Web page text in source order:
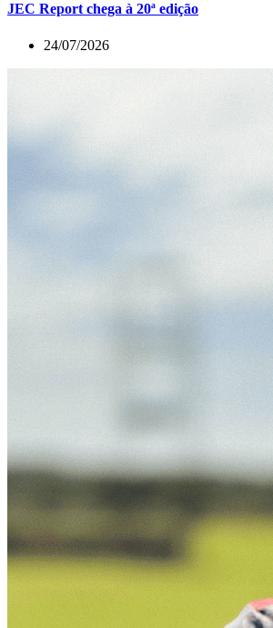
JEC Report chega à 20ª edição
24/07/2026